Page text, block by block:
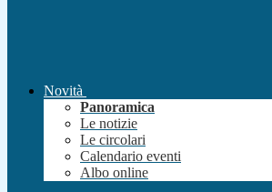
Novità
Panoramica
Le notizie
Le circolari
Calendario eventi
Albo online